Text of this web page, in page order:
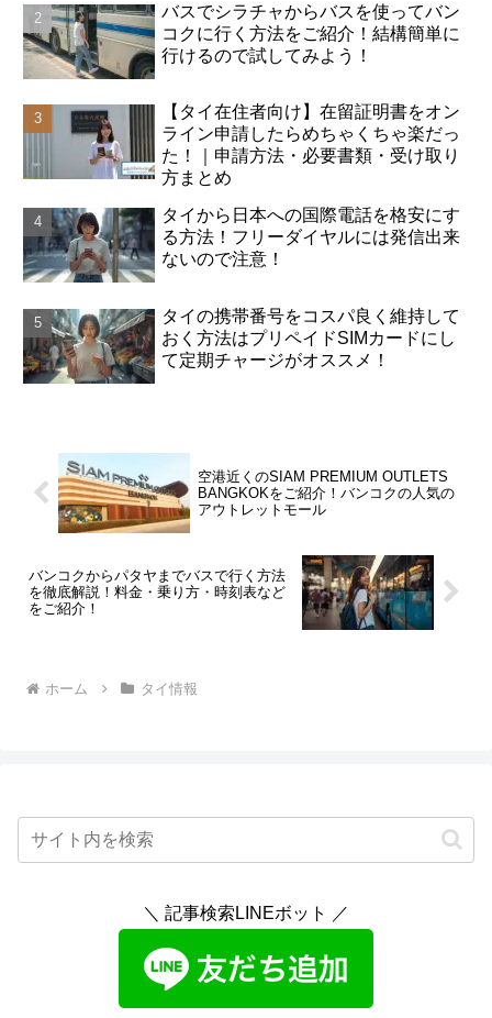
バスでシラチャからバスを使ってバン
コクに行く方法をご紹介！結構簡単に
行けるので試してみよう！
【タイ在住者向け】在留証明書をオン
ライン申請したらめちゃくちゃ楽だっ
た！｜申請方法・必要書類・受け取り
方まとめ
タイから日本への国際電話を格安にす
る方法！フリーダイヤルには発信出来
ないので注意！
タイの携帯番号をコスパ良く維持して
おく方法はプリペイドSIMカードにし
て定期チャージがオススメ！
空港近くのSIAM PREMIUM OUTLETS
BANGKOKをご紹介！バンコクの人気の
アウトレットモール
バンコクからパタヤまでバスで行く方法
を徹底解説！料金・乗り方・時刻表など
をご紹介！
ホーム タイ情報
＼ 記事検索LINEボット ／